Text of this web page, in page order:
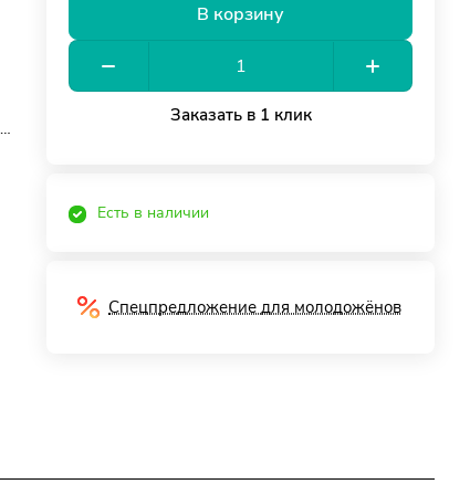
В корзину
Заказать в 1 клик
Есть в наличии
Спецпредложение для молодожёнов